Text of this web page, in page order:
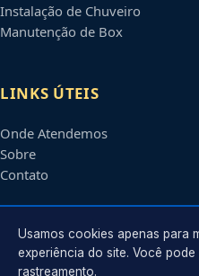
Instalação de Chuveiro
Manutenção de Box
LINKS ÚTEIS
Onde Atendemos
Sobre
Contato
CONTATO
Usamos cookies apenas para
experiência do site. Você
rastreamento.